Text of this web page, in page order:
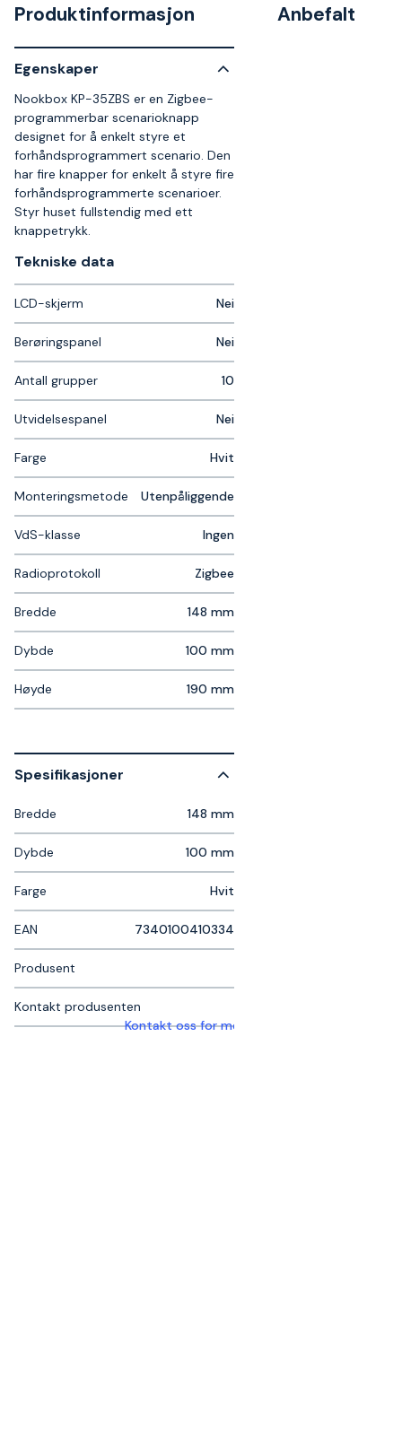
Produktinformasjon
Egenskaper
Nookbox KP-35ZBS er en Zigbee-
programmerbar scenarioknapp
designet for å enkelt styre et
forhåndsprogrammert scenario. Den
har fire knapper for enkelt å styre fire
forhåndsprogrammerte scenarioer.
Styr huset fullstendig med ett
knappetrykk.
Tekniske data​
LCD-skjerm Nei
Berøringspanel Nei
Antall grupper 10
Utvidelsespanel Nei
Farge Hvit
Monteringsmetode Utenpåliggende
VdS-klasse Ingen
Radioprotokoll Zigbee
Bredde 148 mm
Dybde 100 mm
Høyde 190 mm
Spesifikasjoner
Bredde 148 mm
Dybde 100 mm
Farge Hvit
EAN 7340100410334
Produsent
Kontakt produsenten
Kontakt oss for mer informasjon
Anbefalt